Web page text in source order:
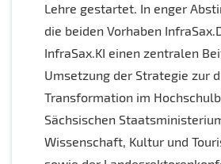
Lehre gestartet. In enger
die beiden Vorhaben
InfraSax.KI einen zentralen
Umsetzung der Strategie zur
Transformation im
Sächsischen
Wissenschaft, Kultur und